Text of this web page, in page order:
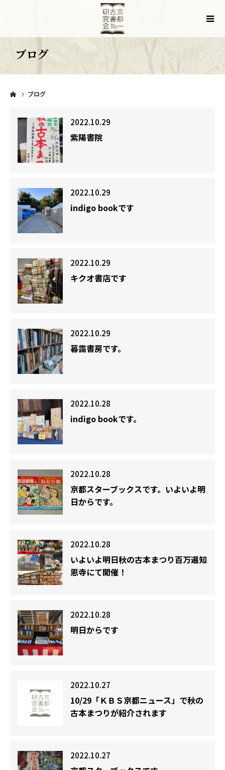
ブログ
ブログ
2022.10.29
紫陽書院
2022.10.29
indigo bookです
2022.10.29
キクオ書店です
2022.10.29
暮靄書房です。
2022.10.28
indigo bookです。
2022.10.28
京都スターブックスです。いよいよ明
日からです。
2022.10.28
いよいよ明日秋の古本まつり百万遍知
恩寺にて開催！
2022.10.28
明日からです
2022.10.27
10/29「ＫＢＳ京都ニュース」で秋の
古本まつりが紹介されます
2022.10.27